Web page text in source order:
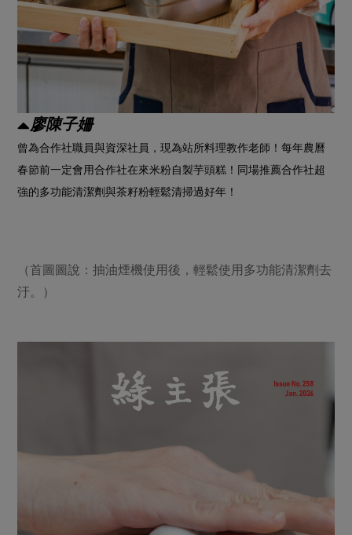
廖陳子姍
曾為合作社職員與資深社員，現為站所料理教作老師！每年農曆
春節前一定會用合作社在來米粉自製芋頭糕！同場推薦合作社超
強的多功能清潔劑與茶籽粉輕鬆清掃過好年！
（首圖圖說：抽油煙機使用後，輕鬆使用多功能清潔劑去
汙。）